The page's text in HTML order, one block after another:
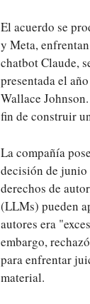
El acuerdo se
y Meta,
chatbot Claude,
presentada el
Wallace
fin de construir
La compañía
decisión de junio
derechos de
(LLMs) pueden
autores era
embargo,
para enfrentar
material.